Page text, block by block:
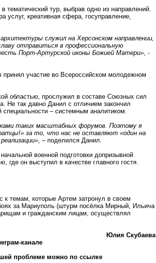
тур, выбрав одно из направлений.
услуг, креативная сфера, госуправление,
служил на Херсонском направлении,
отправиться в профессиональную
Порт-Артурской иконы Божией Матери» , -
участие во Всероссийском молодежном
областью, прослужил в составе Союзных сил
Не так давно Данил с отличием закончил
специальности – системным аналитиком.
таких масштабных форумов. Поэтому я
за то, что нас не оставляют «один на
, – поделился Данил.
военной подготовки допризывной
он выступил в качестве главного гостя.
к темам, которые Артем затронул в своем
за Мариуполь (штурм посёлка Мирный, Ильича
и гражданским лицам, осуществлял
Юлия Скубаева
канале
проблеме можно по ссылке